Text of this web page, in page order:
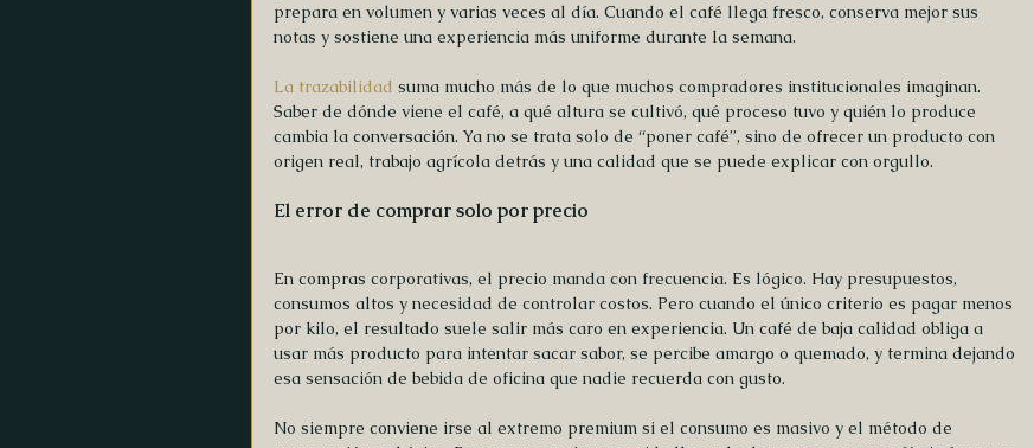
prepara en volumen y varias veces al día. Cuando el café llega fresco, conserva mejor sus
notas y sostiene una experiencia más uniforme durante la semana.
La trazabilidad suma mucho más de lo que muchos compradores institucionales imaginan.
Saber de dónde viene el café, a qué altura se cultivó, qué proceso tuvo y quién lo produce
cambia la conversación. Ya no se trata solo de “poner café”, sino de ofrecer un producto con
origen real, trabajo agrícola detrás y una calidad que se puede explicar con orgullo.
El error de comprar solo por precio
En compras corporativas, el precio manda con frecuencia. Es lógico. Hay presupuestos,
consumos altos y necesidad de controlar costos. Pero cuando el único criterio es pagar menos
por kilo, el resultado suele salir más caro en experiencia. Un café de baja calidad obliga a
usar más producto para intentar sacar sabor, se percibe amargo o quemado, y termina dejando
esa sensación de bebida de oficina que nadie recuerda con gusto.
No siempre conviene irse al extremo premium si el consumo es masivo y el método de